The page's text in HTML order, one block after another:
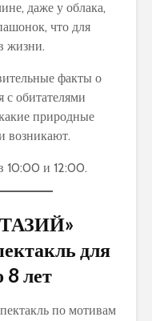
даже у облака,
что для
жизни.
факты о
с обитателями
природные
возникают.
10:00 и 12:00.
для
8 лет
по мотивам